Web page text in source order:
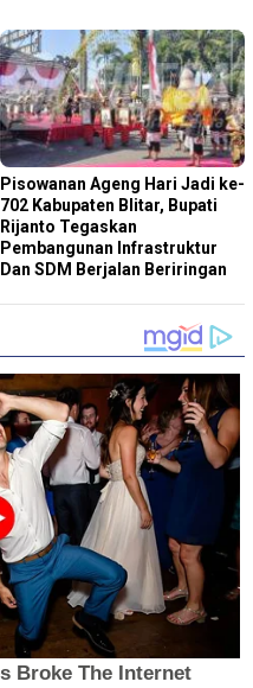
Pisowanan Ageng Hari Jadi ke-
702 Kabupaten Blitar, Bupati
Rijanto Tegaskan
Pembangunan Infrastruktur
Dan SDM Berjalan Beriringan